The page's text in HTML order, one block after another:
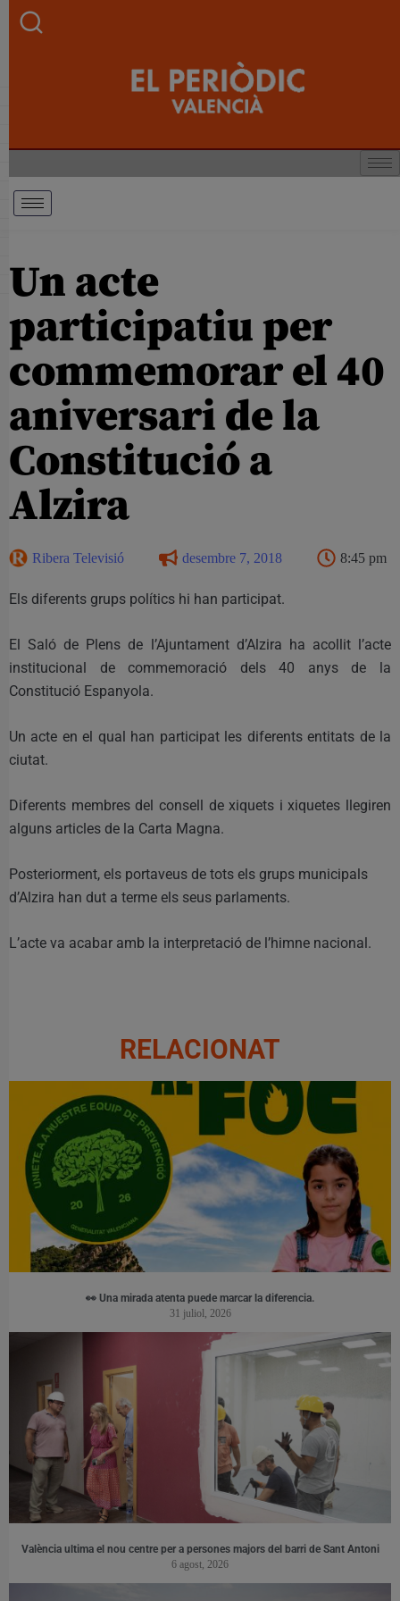
Un acte
participatiu per
commemorar el 40
aniversari de la
Constitució a
Alzira
Ribera Televisió desembre 7, 2018 8:45 pm
Els diferents grups polítics hi han participat.
El Saló de Plens de l’Ajuntament d’Alzira ha acollit l’acte
institucional de commemoració dels 40 anys de la
Constitució Espanyola.
Un acte en el qual han participat les diferents entitats de la
ciutat.
Diferents membres del consell de xiquets i xiquetes llegiren
alguns articles de la Carta Magna.
Posteriorment, els portaveus de tots els grups municipals
d’Alzira han dut a terme els seus parlaments.
L’acte va acabar amb la interpretació de l’himne nacional.
RELACIONAT
👀 Una mirada atenta puede marcar la diferencia.
31 juliol, 2026
València ultima el nou centre per a persones majors del barri de Sant Antoni
6 agost, 2026